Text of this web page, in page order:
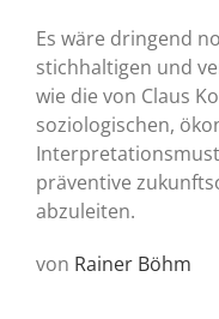
Es wäre dringend
stichhaltigen und
wie die von Claus
soziologischen,
präventive
abzuleiten.
von Rainer Böhm